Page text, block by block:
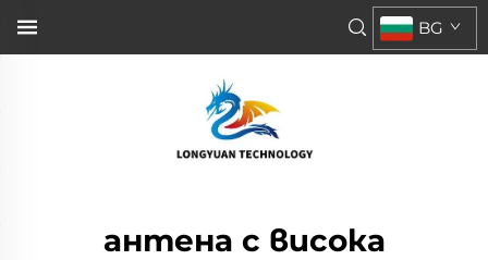
BG
антена с висока